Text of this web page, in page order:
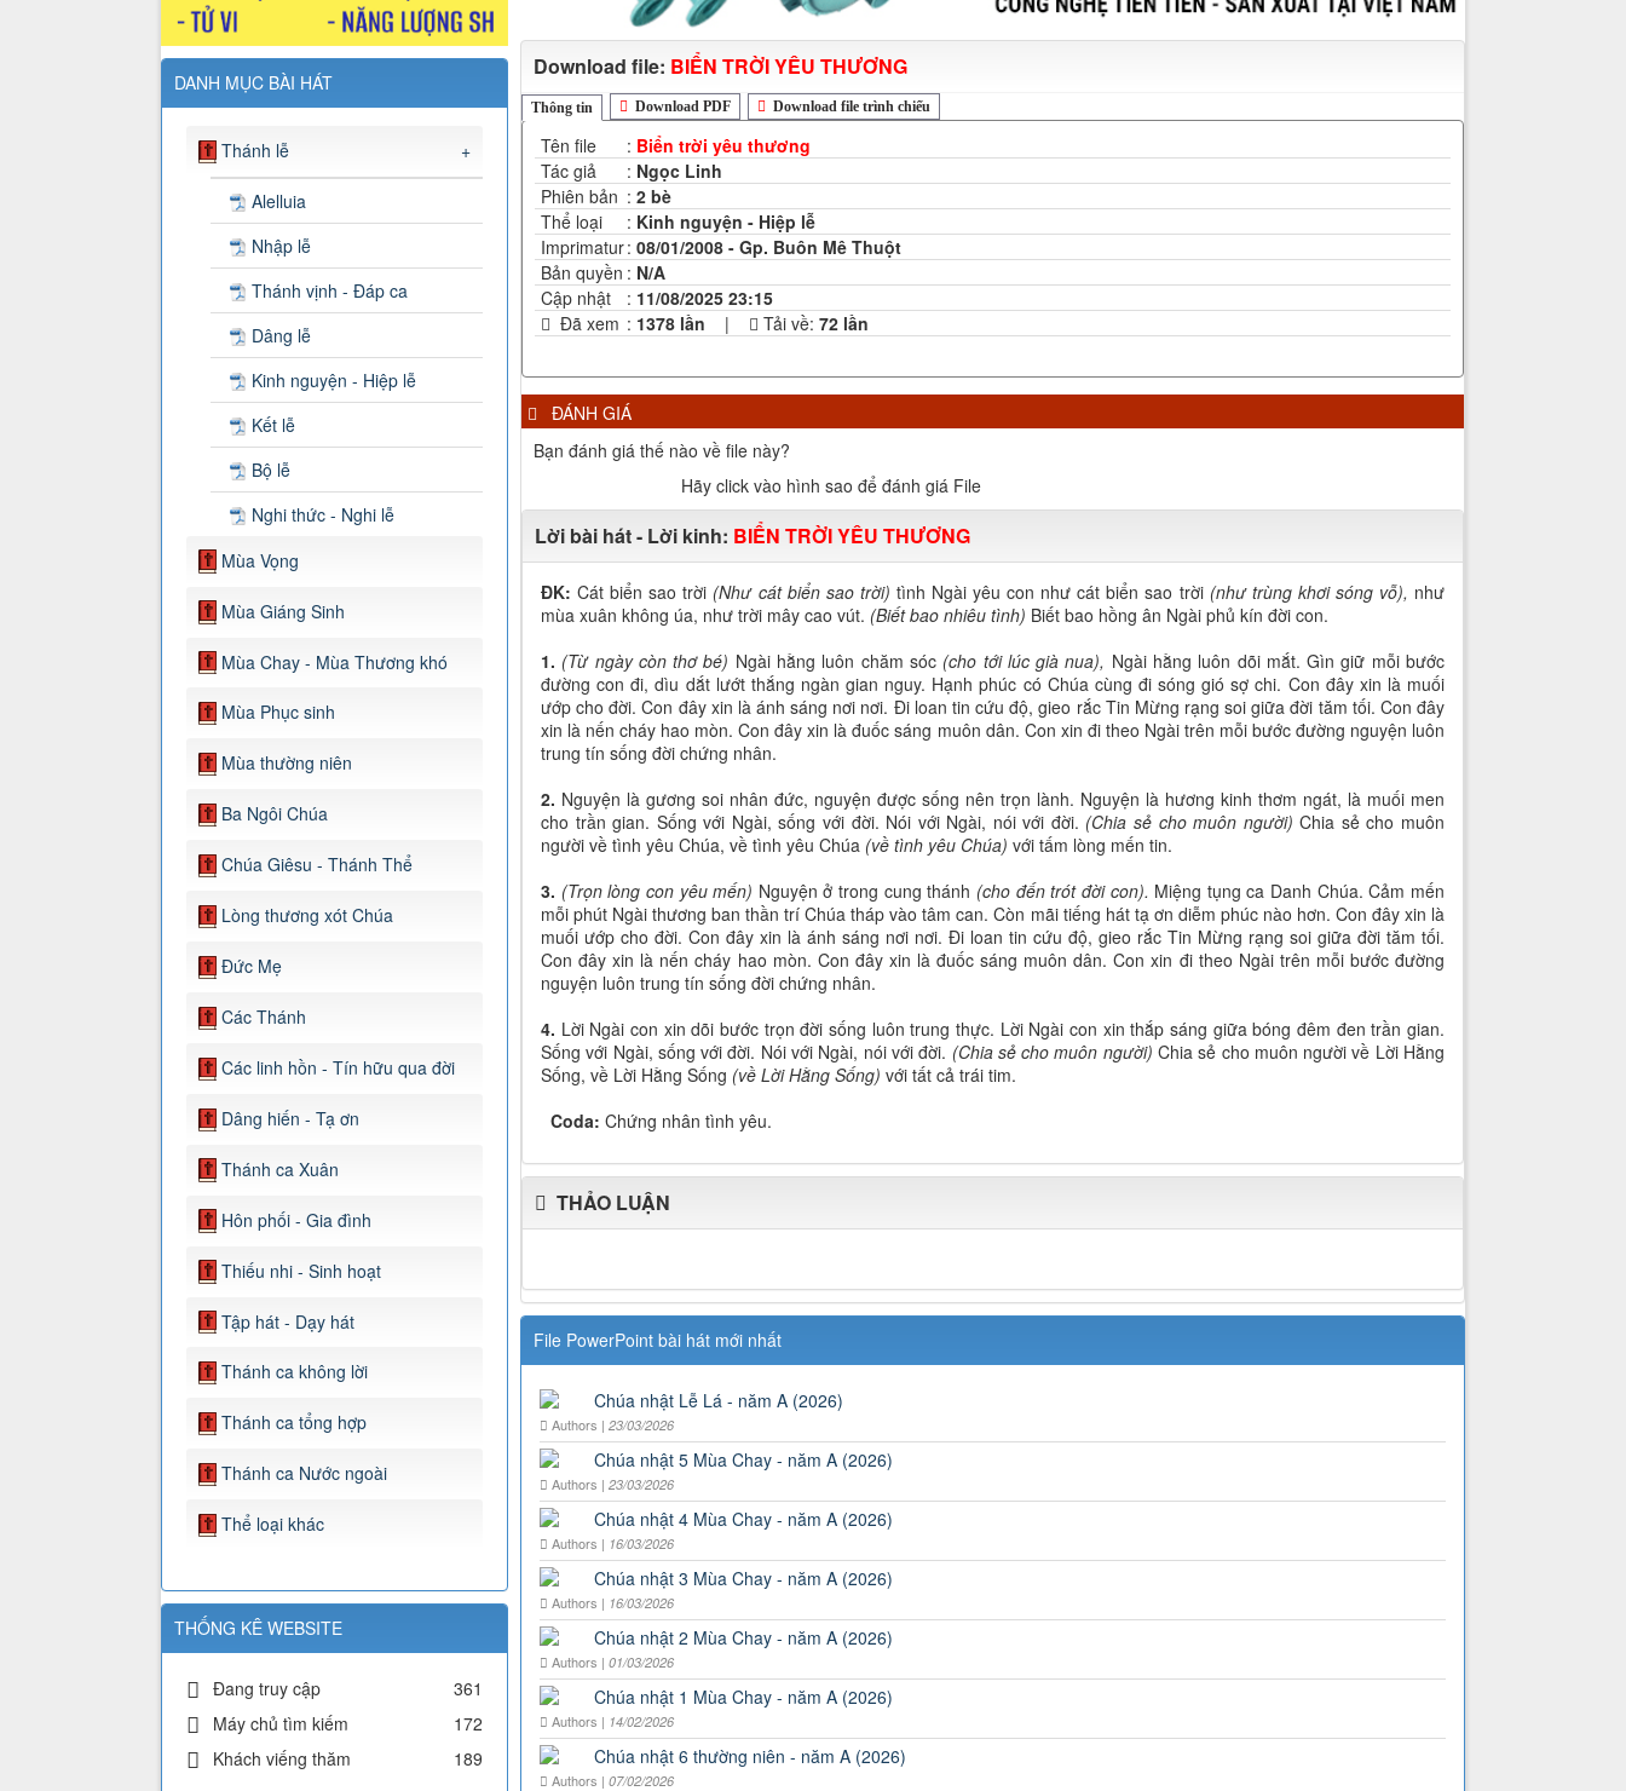
DANH MỤC BÀI HÁT
Thánh lễ +
Alelluia
Nhập lễ
Thánh vịnh - Đáp ca
Dâng lễ
Kinh nguyện - Hiệp lễ
Kết lễ
Bộ lễ
Nghi thức - Nghi lễ
Mùa Vọng
Mùa Giáng Sinh
Mùa Chay - Mùa Thương khó
Mùa Phục sinh
Mùa thường niên
Ba Ngôi Chúa
Chúa Giêsu - Thánh Thể
Lòng thương xót Chúa
Đức Mẹ
Các Thánh
Các linh hồn - Tín hữu qua đời
Dâng hiến - Tạ ơn
Thánh ca Xuân
Hôn phối - Gia đình
Thiếu nhi - Sinh hoạt
Tập hát - Dạy hát
Thánh ca không lời
Thánh ca tổng hợp
Thánh ca Nước ngoài
Thể loại khác
THỐNG KÊ WEBSITE
Đang truy cập
361
Máy chủ tìm kiếm
172
Khách viếng thăm
189
Download file: BIỂN TRỜI YÊU THƯƠNG
Thông tin Download PDF Download file trình chiếu
Tên file : Biển trời yêu thương
Tác giả
: Ngọc Linh
Phiên bản : 2 bè
Thể loại
: Kinh nguyện - Hiệp lễ
Imprimatur: 08/01/2008 - Gp. Buôn Mê Thuột
Bản quyền : N/A
Cập nhật
: 11/08/2025 23:15
Đã xem : 1378 lần | Tải về: 72 lần
ĐÁNH GIÁ
Bạn đánh giá thế nào về file này?
Hãy click vào hình sao để đánh giá File
Lời bài hát - Lời kinh: BIỂN TRỜI YÊU THƯƠNG
ĐK:Cát biển sao trời (Như cát biển sao trời) tình Ngài yêu con như cát biển sao trời (như trùng khơi sóng vỗ), như
mùa xuân không úa, như trời mây cao vút. (Biết bao nhiêu tình) Biết bao hồng ân Ngài phủ kín đời con.
1. (Từ ngày còn thơ bé) Ngài hằng luôn chăm sóc(cho tới lúc già nua), Ngài hằng luôn dõi mắt. Gìn giữ mỗi bước
đường con đi, dìu dắt lướt thắng ngàn gian nguy. Hạnh phúc có Chúa cùng đi sóng gió sợ chi. Con đây xin là muối
ướp cho đời. Con đây xin là ánh sáng nơi nơi. Đi loan tin cứu độ, gieo rắc Tin Mừng rạng soi giữa đời tăm tối. Con đây
xin là nến cháy hao mòn. Con đây xin là đuốc sáng muôn dân. Con xin đi theo Ngài trên mỗi bước đường nguyện luôn
trung tín sống đời chứng nhân.
2. Nguyện là gương soi nhân đức, nguyện được sống nên trọn lành. Nguyện là hương kinh thơm ngát, là muối men
cho trần gian. Sống với Ngài, sống với đời. Nói với Ngài, nói với đời. (Chia sẻ cho muôn người) Chia sẻ cho muôn
người về tình yêu Chúa, về tình yêu Chúa (về tình yêu Chúa) với tấm lòng mến tin.
3. (Trọn lòng con yêu mến) Nguyện ở trong cung thánh (cho đến trót đời con). Miệng tụng ca Danh Chúa. Cảm mến
mỗi phút Ngài thương ban thần trí Chúa tháp vào tâm can. Còn mãi tiếng hát tạ ơn diễm phúc nào hơn. Con đây xin là
muối ướp cho đời. Con đây xin là ánh sáng nơi nơi. Đi loan tin cứu độ, gieo rắc Tin Mừng rạng soi giữa đời tăm tối.
Con đây xin là nến cháy hao mòn. Con đây xin là đuốc sáng muôn dân. Con xin đi theo Ngài trên mỗi bước đường
nguyện luôn trung tín sống đời chứng nhân.
4. Lời Ngài con xin dõi bước trọn đời sống luôn trung thực. Lời Ngài con xin thắp sáng giữa bóng đêm đen trần gian.
Sống với Ngài, sống với đời. Nói với Ngài, nói với đời. (Chia sẻ cho muôn người) Chia sẻ cho muôn người về Lời Hằng
Sống, về Lời Hằng Sống (về Lời Hằng Sống) với tất cả trái tim.
Coda: Chứng nhân tình yêu.
THẢO LUẬN
File PowerPoint bài hát mới nhất
Chúa nhật Lễ Lá - năm A (2026)
Authors | 23/03/2026
Chúa nhật 5 Mùa Chay - năm A (2026)
Authors | 23/03/2026
Chúa nhật 4 Mùa Chay - năm A (2026)
Authors | 16/03/2026
Chúa nhật 3 Mùa Chay - năm A (2026)
Authors | 16/03/2026
Chúa nhật 2 Mùa Chay - năm A (2026)
Authors | 01/03/2026
Chúa nhật 1 Mùa Chay - năm A (2026)
Authors | 14/02/2026
Chúa nhật 6 thường niên - năm A (2026)
Authors | 07/02/2026